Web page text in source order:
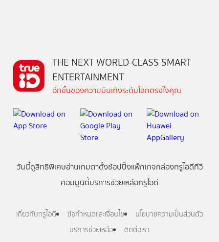
THE NEXT WORLD-CLASS SMART
ENTERTAINMENT
อีกขั้นของความบันเทิงระดับโลกตรงใจคุณ
วันนี้ดูสิทธิพิเศษอ่านเกมตาตั้งช้อปปิ้งแพ็กเกจกล่องทรูไอดีทีวี
คอมมูนิตี้บริการช่วยเหลือทรูไอดี
เกี่ยวกับทรูไอดี ข้อกำหนดและเงื่อนไข
นโยบายความเป็นส่วนตัว
บริการช่วยเหลือ
ติดต่อเรา